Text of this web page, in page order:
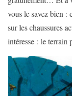
vous le savez bien :
sur les chaussures
intéresse : le terrain